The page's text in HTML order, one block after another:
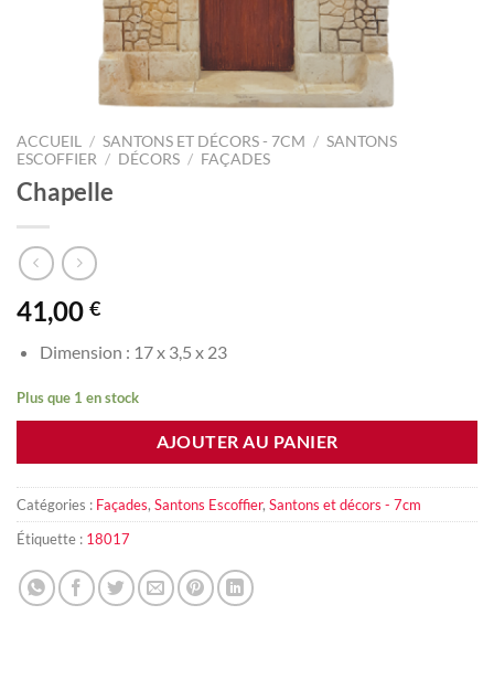
ACCUEIL / SANTONS ET DÉCORS - 7CM / SANTONS
ESCOFFIER / DÉCORS / FAÇADES
Chapelle
41,00 €
Dimension : 17 x 3,5 x 23
Plus que 1 en stock
AJOUTER AU PANIER
Catégories : Façades, Santons Escoffier, Santons et décors - 7cm
Étiquette : 18017